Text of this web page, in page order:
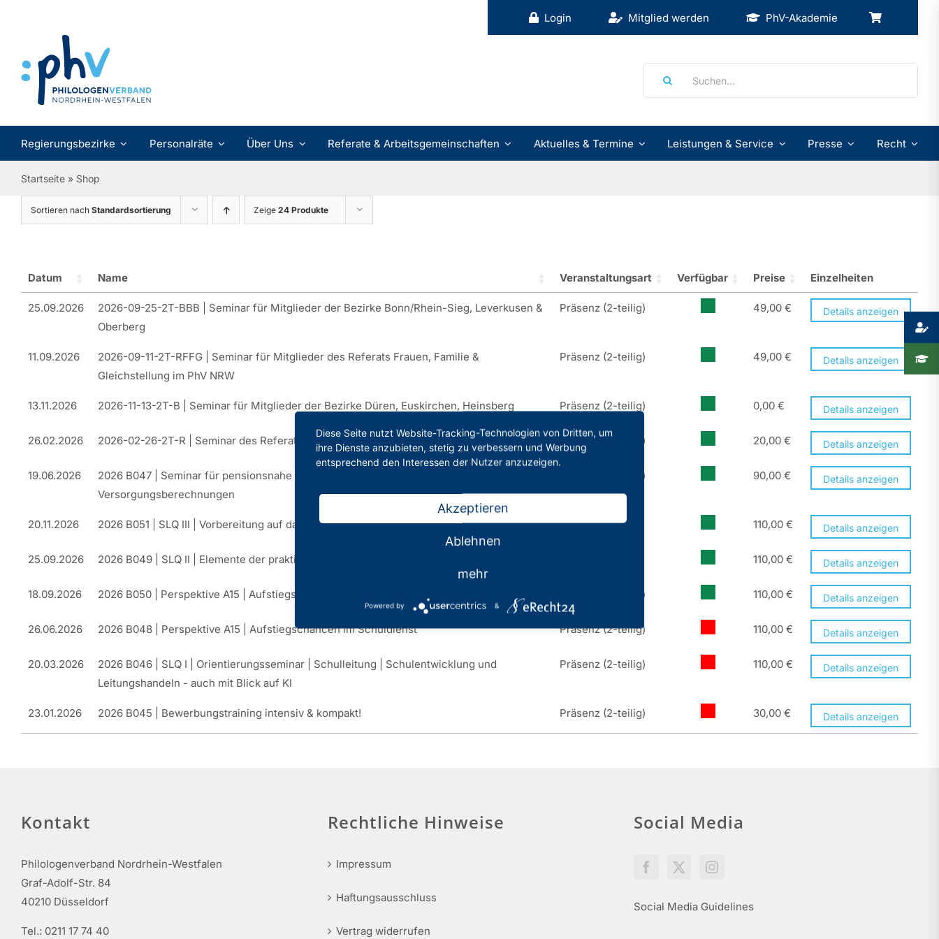
Login Mitglied werden PhV-Akademie
Regierungsbezirke Personalräte Über Uns Referate & Arbeitsgemeinschaften Aktuelles & Termine Leistungen & Service Presse Recht
Startseite » Shop
Sortieren nach Standardsortierung Zeige 24 Produkte
Datum Name Veranstaltungsart Verfügbar Preise Einzelheiten
25.09.2026
2026-09-25-2T-BBB | Seminar für Mitglieder der Bezirke Bonn/Rhein-Sieg, Leverkusen &
Oberberg
Präsenz (2-teilig) 49,00 € Details anzeigen
11.09.2026
2026-09-11-2T-RFFG | Seminar für Mitglieder des Referats Frauen, Familie &
Gleichstellung im PhV NRW
Präsenz (2-teilig) 49,00 € Details anzeigen
13.11.2026 2026-11-13-2T-B | Seminar für Mitglieder der Bezirke Düren, Euskirchen, Heinsberg Präsenz (2-teilig) 0,00 € Details anzeigen
26.02.2026 2026-02-26-2T-R | Seminar des Referats Privat- und Ersatzschulen im PhV NRW Präsenz (2-teilig) 20,00 € Details anzeigen
19.06.2026
2026 B047 | Seminar für pensionsnahe Jahrgänge | Beamtenversorgung |
Versorgungsberechnungen
Präsenz (2-teilig) 90,00 € Details anzeigen
20.11.2026 2026 B051 | SLQ III | Vorbereitung auf das Eignungsfeststellungsverfahren (EFV) Präsenz 110,00 € Details anzeigen
25.09.2026 2026 B049 | SLQ II | Elemente der praktischen Umsetzung 110,00 € Details anzeigen
18.09.2026 2026 B050 | Perspektive A15 | Aufstiegschancen im Schuldienst Präsenz (2-teilig) 110,00 € Details anzeigen
26.06.2026 2026 B048 | Perspektive A15 | Aufstiegschancen im Schuldienst Präsenz (2-teilig) 110,00 € Details anzeigen
20.03.2026
2026 B046 | SLQ I | Orientierungsseminar | Schulleitung | Schulentwicklung und
Leitungshandeln - auch mit Blick auf KI
Präsenz (2-teilig) 110,00 € Details anzeigen
23.01.2026 2026 B045 | Bewerbungstraining intensiv & kompakt! Präsenz (2-teilig) 30,00 € Details anzeigen
Kontakt
Philologenverband Nordrhein-Westfalen
Graf-Adolf-Str. 84
40210 Düsseldorf
Tel.: 0211 17 74 40
Rechtliche Hinweise
Impressum
Haftungsausschluss
Vertrag widerrufen
Social Media
Social Media Guidelines
Diese Seite nutzt Website-Tracking-Technologien von Dritten, um
ihre Dienste anzubieten, stetig zu verbessern und Werbung
entsprechend den Interessen der Nutzer anzuzeigen.
Akzeptieren
Ablehnen
mehr
Powered by &